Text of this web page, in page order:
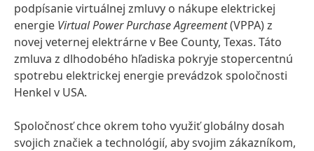
podpísanie virtuálnej zmluvy o nákupe elektrickej
energie Virtual Power Purchase Agreement(VPPA) z
novej veternej elektrárne v Bee County, Texas. Táto
zmluva z dlhodobého hľadiska pokryje stopercentnú
spotrebu elektrickej energie prevádzok spoločnosti
Henkel v USA.
Spoločnosť chce okrem toho využiť globálny dosah
svojich značiek a technológií, aby svojim zákazníkom,